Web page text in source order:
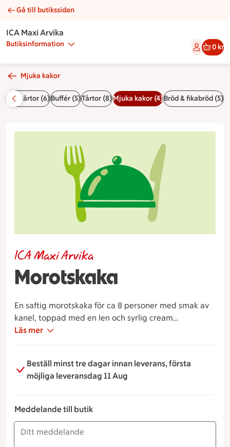
Morotskaka | Catering ICA Maxi Arvika
Gå till butikssidan
ICA Maxi Arvika
Butiksinformation 0 kr
Mjuka kakor
(6)Buffér (5)Tårtor (8)Mjuka kakor (4)Bröd & fikabröd (5)
Morotskaka
ICA Maxi Arvika
En saftig morotskaka för ca 8 personer med smak av
kanel, toppad med en len och syrlig cream
cheese‑frosting.
Läs mer
Beställ minst tre dagar innan leverans, första
möjliga leveransdag 11 Aug
Meddelande till butik